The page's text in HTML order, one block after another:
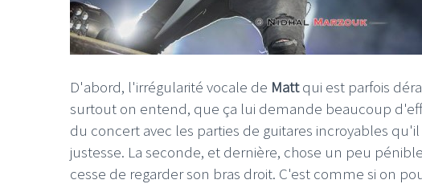
D'abord, l'irrégularité vocale de Mattqui est parfois
surtout on entend, que ça lui demande beaucoup
du concert avec les parties de guitares incroyables
justesse. La seconde, et dernière, chose un peu
cesse de regarder son bras droit. C'est comme si on